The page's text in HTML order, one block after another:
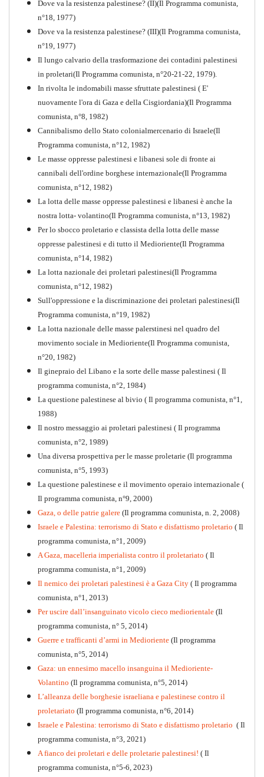
Perchè la Russia non era
comunista
Quaderno n°10
1917-2017 Ieri Oggi Domani
PDF Quaderno n°9
Per la difesa intransigente
Dove va la resistenza palestinese? (II)(Il Programma comunista,
n°18, 1977)
Dove va la resistenza palestinese? (III)(Il Programma comunista,
n°19, 1977)
Il lungo calvario della trasformazione dei contadini palestinesi
in proletari(Il Programma comunista, n°20-21-22, 1979).
In rivolta le indomabili masse sfruttate palestinesi ( E'
nuovamente l'ora di Gaza e della Cisgiordania)(Il Programma
comunista, n°8, 1982)
Cannibalismo dello Stato colonialmercenario di Israele(Il
Programma comunista, n°12, 1982)
Le masse oppresse palestinesi e libanesi sole di fronte ai
cannibali dell'ordine borghese internazionale(Il Programma
comunista, n°12, 1982)
La lotta delle masse oppresse palestinesi e libanesi è anche la
nostra lotta- volantino(Il Programma comunista, n°13, 1982)
Per lo sbocco proletario e classista della lotta delle masse
oppresse palestinesi e di tutto il Medioriente(Il Programma
comunista, n°14, 1982)
La lotta nazionale dei proletari palestinesi(Il Programma
comunista, n°12, 1982)
Sull'oppressione e la discriminazione dei proletari palestinesi(Il
Programma comunista, n°19, 1982)
La lotta nazionale delle masse palerstinesi nel quadro del
movimento sociale in Medioriente(Il Programma comunista,
n°20, 1982)
Il ginepraio del Libano e la sorte delle masse palestinesi ( Il
programma comunista, n°2, 1984)
La questione palestinese al bivio ( Il programma comunista, n°1,
1988)
Il nostro messaggio ai proletari palestinesi ( Il programma
comunista, n°2, 1989)
Una diversa prospettiva per le masse proletarie (Il programma
comunista, n°5, 1993)
La questione palestinese e il movimento operaio internazionale (
Il programma comunista, n°9, 2000)
Gaza, o delle patrie galere (Il programma comunista, n. 2, 2008)
Israele e Palestina: terrorismo di Stato e disfattismo proletario ( Il
programma comunista, n°1, 2009)
A Gaza, macelleria imperialista contro il proletariato ( Il
programma comunista, n°1, 2009)
Il nemico dei proletari palestinesi è a Gaza City ( Il programma
comunista, n°1, 2013)
Per uscire dall’insanguinato vicolo cieco mediorientale (Il
programma comunista, n° 5, 2014)
Guerre e trafficanti d’armi in Medioriente (Il programma
comunista, n°5, 2014)
Gaza: un ennesimo macello insanguina il Medioriente-
Volantino (Il programma comunista, n°5, 2014)
L’alleanza delle borghesie israeliana e palestinese contro il
proletariato (Il programma comunista, n°6, 2014)
Israele e Palestina: terrorismo di Stato e disfattismo proletario ( Il
programma comunista, n°3, 2021)
A fianco dei proletari e delle proletarie palestinesi! ( Il
programma comunista, n°5-6, 2023)